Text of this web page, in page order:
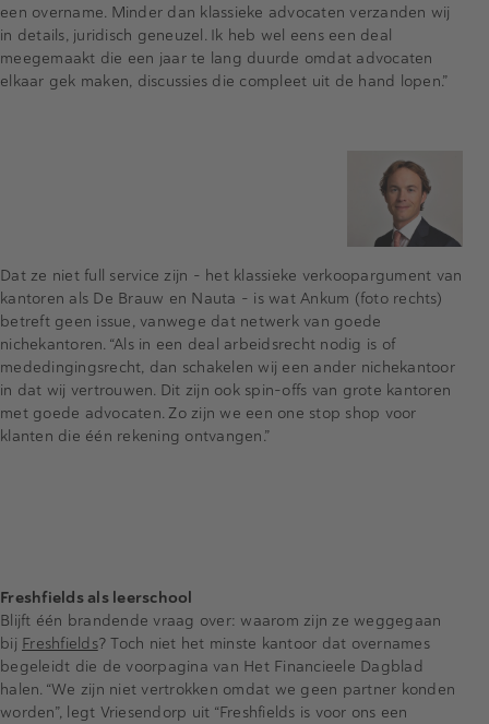
een overname. Minder dan klassieke advocaten verzanden wij
in details, juridisch geneuzel. Ik heb wel eens een deal
meegemaakt die een jaar te lang duurde omdat advocaten
elkaar gek maken, discussies die compleet uit de hand lopen.”
Dat ze niet full service zijn - het klassieke verkoopargument van
kantoren als De Brauw en Nauta - is wat Ankum (foto rechts)
betreft geen issue, vanwege dat netwerk van goede
nichekantoren. “Als in een deal arbeidsrecht nodig is of
mededingingsrecht, dan schakelen wij een ander nichekantoor
in dat wij vertrouwen. Dit zijn ook spin-offs van grote kantoren
met goede advocaten. Zo zijn we een one stop shop voor
klanten die één rekening ontvangen.”
Freshfields als leerschool
Blijft één brandende vraag over: waarom zijn ze weggegaan
bij Freshfields? Toch niet het minste kantoor dat overnames
begeleidt die de voorpagina van Het Financieele Dagblad
halen. “We zijn niet vertrokken omdat we geen partner konden
worden”, legt Vriesendorp uit “Freshfields is voor ons een